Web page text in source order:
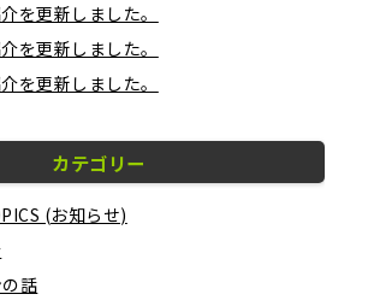
を更新しました。
を更新しました。
を更新しました。
カテゴリー
(お知らせ)
話